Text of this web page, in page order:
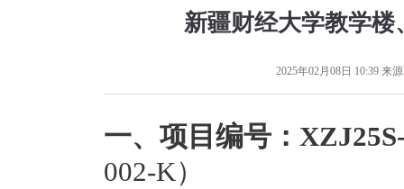
新疆财经大学教学
2025年02月08日 10:39 来
一、项目编号：
002-K）